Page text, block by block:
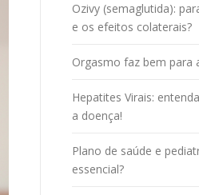
Ozivy (semaglutida):
e os efeitos colaterais?
Orgasmo faz bem para
Hepatites Virais:
a doença!
Plano de saúde e
essencial?